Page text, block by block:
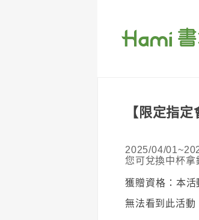
【限定指
2025/04/
您可兌換中杯拿
獲贈資格：本
無法看到此活動